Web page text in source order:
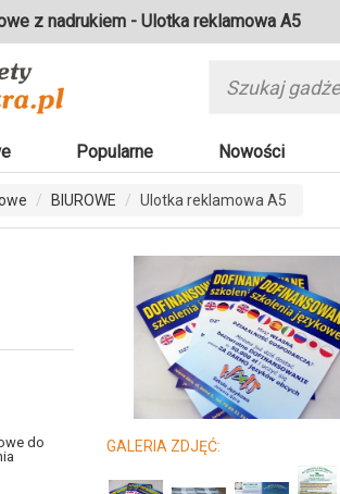
z nadrukiem - Ulotka reklamowa A5
Popularne Nowości
BIUROWE Ulotka reklamowa A5
do
GALERIA ZDJĘĆ: